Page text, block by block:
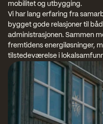
mobilitet og utbygging.
Vi har lang erfaring fra
bygget gode relasjoner til
administrasjonen. Sammen
fremtidens energiløsninger,
tilstedeværelse i